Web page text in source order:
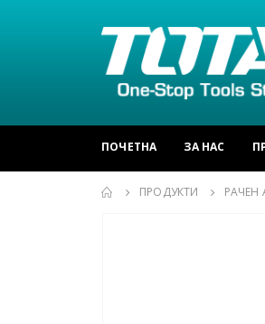
ПОЧЕТНА ЗА НАС
ПРОДУКТИ РАЧЕН